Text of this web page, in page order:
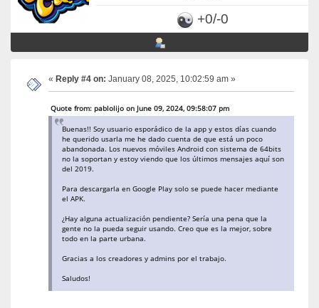
+0/-0
« Reply #4 on: January 08, 2025, 10:02:59 am »
Quote from: pablolijo on June 09, 2024, 09:58:07 pm
Buenas!! Soy usuario esporádico de la app y estos días cuando
he querido usarla me he dado cuenta de que está un poco
abandonada. Los nuevos móviles Android con sistema de 64bits
no la soportan y estoy viendo que los últimos mensajes aquí son
del 2019.
Para descargarla en Google Play solo se puede hacer mediante
el APK.
¿Hay alguna actualización pendiente? Sería una pena que la
gente no la pueda seguir usando. Creo que es la mejor, sobre
todo en la parte urbana.
Gracias a los creadores y admins por el trabajo.
Saludos!